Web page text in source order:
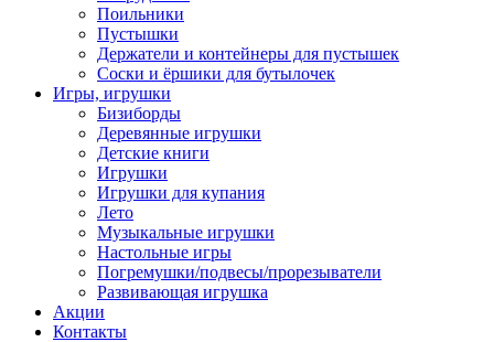
Поильники
Пустышки
Держатели и контейнеры для пустышек
Соски и ёршики для бутылочек
Игры, игрушки
Бизиборды
Деревянные игрушки
Детские книги
Игрушки
Игрушки для купания
Лето
Музыкальные игрушки
Настольные игры
Погремушки/подвесы/прорезыватели
Развивающая игрушка
Акции
Контакты